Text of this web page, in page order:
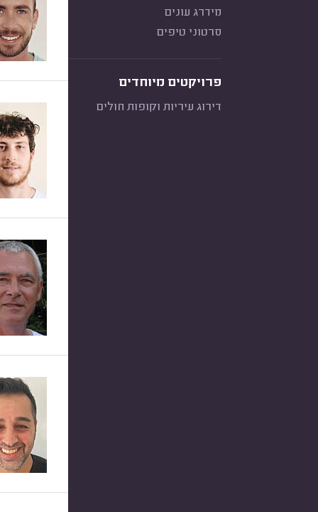
מידרג עונים
סרטוני טיפים
פרויקטים מיוחדים
דירוג עיריות וקופות חולים